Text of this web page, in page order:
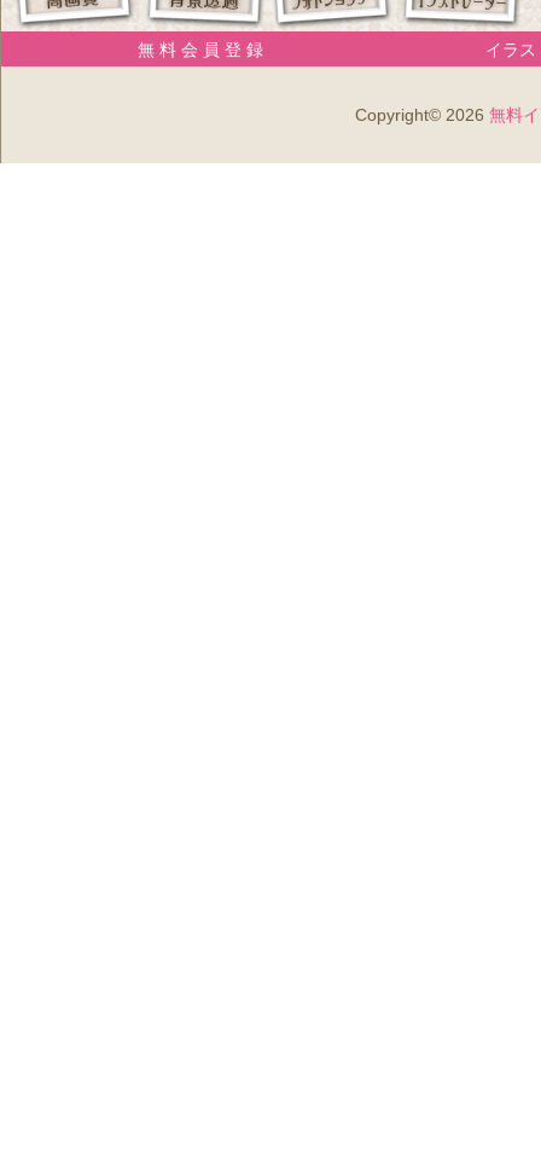
無 料 会 員 登 録 イラス
Copyright© 2026 無料